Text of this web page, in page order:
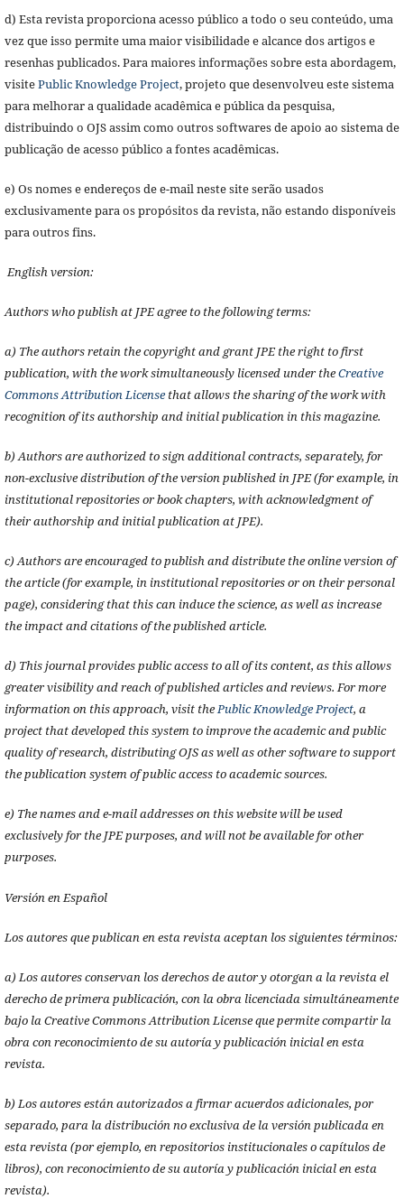
d) Esta revista proporciona acesso público a todo o seu conteúdo, uma
vez que isso permite uma maior visibilidade e alcance dos artigos e
resenhas publicados. Para maiores informações sobre esta abordagem,
visitePublic Knowledge Project, projeto que desenvolveu este sistema
para melhorar a qualidade acadêmica e pública da pesquisa,
distribuindo o OJS assim como outros softwares de apoio ao sistema de
publicação de acesso público a fontes acadêmicas.
e) Os nomes e endereços de e-mail neste site serão usados
exclusivamente para os propósitos da revista, não estando disponíveis
para outros fins.
English version:
Authors who publish at JPE agree to the following terms:
a) The authors retain the copyright and grant JPE the right to first
publication, with the work simultaneously licensed under theCreative
Commons Attribution Licensethat allows the sharing of the work with
recognition of its authorship and initial publication in this magazine.
b) Authors are authorized to sign additional contracts, separately, for
non-exclusive distribution of the version published in JPE (for example, in
institutional repositories or book chapters, with acknowledgment of
their authorship and initial publication at JPE).
c) Authors are encouraged to publish and distribute the online version of
the article (for example, in institutional repositories or on their personal
page), considering that this can induce the science, as well as increase
the impact and citations of the published article.
d) This journal provides public access to all of its content, as this allows
greater visibility and reach of published articles and reviews. For more
information on this approach, visit thePublic Knowledge Project, a
project that developed this system to improve the academic and public
quality of research, distributing OJS as well as other software to support
the publication system of public access to academic sources.
e) The names and e-mail addresses on this website will be used
exclusively for the JPE purposes, and will not be available for other
purposes.
Versión en Español
Los autores que publican en esta revista aceptan los siguientes términos:
a) Los autores conservan los derechos de autor y otorgan a la revista el
derecho de primera publicación, con la obra licenciada simultáneamente
bajo la Creative Commons Attribution License que permite compartir la
obra con reconocimiento de su autoría y publicación inicial en esta
revista.
b) Los autores están autorizados a firmar acuerdos adicionales, por
separado, para la distribución no exclusiva de la versión publicada en
esta revista (por ejemplo, en repositorios institucionales o capítulos de
libros), con reconocimiento de su autoría y publicación inicial en esta
revista).